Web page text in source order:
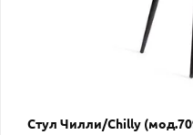
Стул Чилли/Chilly